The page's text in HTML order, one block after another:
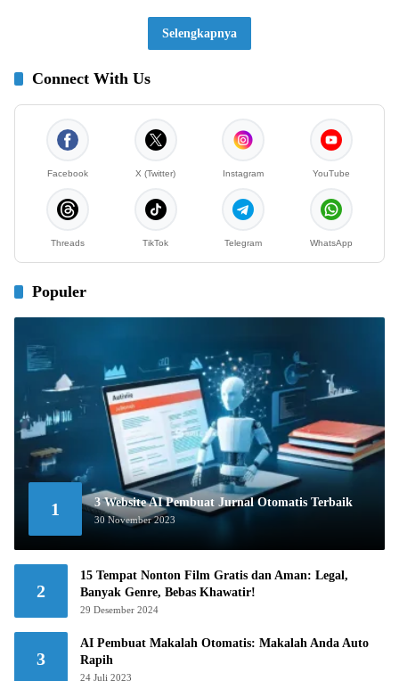
Selengkapnya
Connect With Us
Facebook X (Twitter) Instagram YouTube
Threads TikTok Telegram WhatsApp
Populer
1 3 Website AI Pembuat Jurnal Otomatis Terbaik
30 November 2023
2
15 Tempat Nonton Film Gratis dan Aman: Legal,
Banyak Genre, Bebas Khawatir!
29 Desember 2024
3
AI Pembuat Makalah Otomatis: Makalah Anda Auto
Rapih
24 Juli 2023